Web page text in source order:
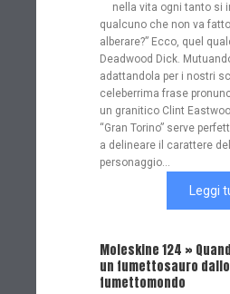
nella vita ogni tanto si
qualcuno che non va
alberare?” Ecco, quel
Deadwood Dick.
adattandola per i nostri
celeberrima frase
un granitico Clint
“Gran Torino” serve
a delineare il carattere del
personaggio...
Leggi
Moleskine 124 »
un fumettosauro
fumettomondo